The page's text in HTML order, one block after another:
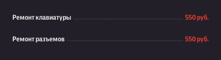
Ремонт клавиатуры 550 руб.
Ремонт разъемов 550 руб.